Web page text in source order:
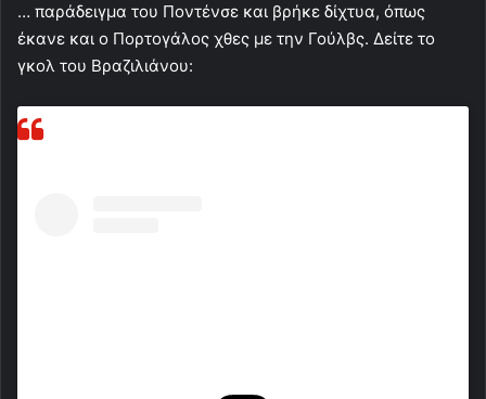
… παράδειγμα του Ποντένσε και βρήκε δίχτυα, όπως
έκανε και ο Πορτογάλος χθες με την Γούλβς. Δείτε το
γκολ του Βραζιλιάνου: